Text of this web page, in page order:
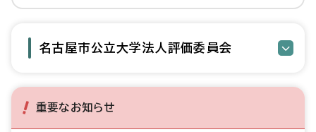
名古屋市公立大学法人評価委員会
重要なお知らせ